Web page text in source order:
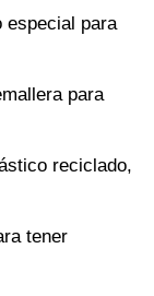
especial para
para
reciclado,
tener